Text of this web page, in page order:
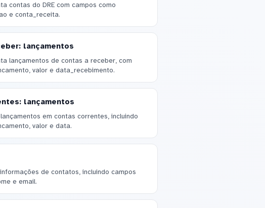
contas do DRE com campos como
e conta_receita.
lançamentos
lançamentos de contas a receber, com
valor e data_recebimento.
lançamentos
em contas correntes, incluindo
valor e data.
de contatos, incluindo campos
e email.